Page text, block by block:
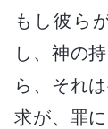
もし彼ら
し、神の
ら、それ
求が、罪